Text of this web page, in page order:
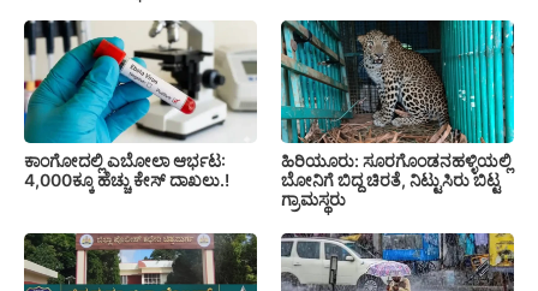
ಕಾಂಗೋದಲ್ಲಿ ಎಬೋಲಾ ಆರ್ಭಟ:
4,000ಕ್ಕೂ ಹೆಚ್ಚು ಕೇಸ್ ದಾಖಲು.!
ಹಿರಿಯೂರು: ಸೂರಗೊಂಡನಹಳ್ಳಿಯಲ್ಲಿ
ಬೋನಿಗೆ ಬಿದ್ದ ಚಿರತೆ, ನಿಟ್ಟುಸಿರು ಬಿಟ್ಟ
ಗ್ರಾಮಸ್ಥರು